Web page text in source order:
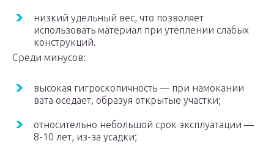
низкий удельный вес, что позволяет
использовать материал при утеплении слабых
конструкций.
Среди минусов:
высокая гигроскопичность — при намокании
вата оседает, образуя открытые участки;
относительно небольшой срок эксплуатации —
8-10 лет, из-за усадки;